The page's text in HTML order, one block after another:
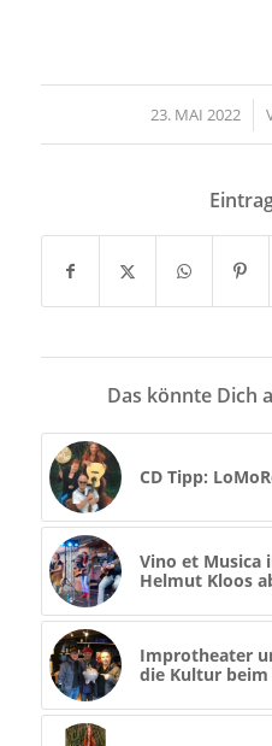
23. MAI 2022
/
Das könnte Dich
CD Tipp:
Vino et Musica
Helmut Kloos
Improtheater
die Kultur